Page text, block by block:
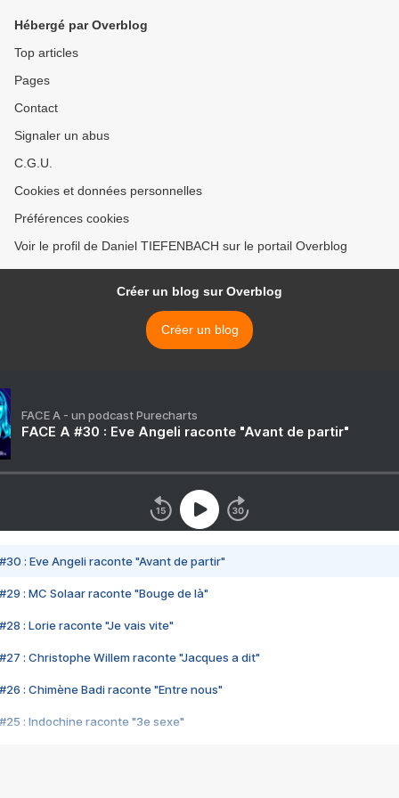
Hébergé par Overblog
Top articles
Pages
Contact
Signaler un abus
C.G.U.
Cookies et données personnelles
Préférences cookies
Voir le profil de Daniel TIEFENBACH sur le portail Overblog
Créer un blog sur Overblog
Créer un blog
FACE A - un podcast Purecharts
FACE A #30 : Eve Angeli raconte "Avant de partir"
#30 : Eve Angeli raconte "Avant de partir"
#29 : MC Solaar raconte "Bouge de là"
#28 : Lorie raconte "Je vais vite"
#27 : Christophe Willem raconte "Jacques a dit"
#26 : Chimène Badi raconte "Entre nous"
#25 : Indochine raconte "3e sexe"